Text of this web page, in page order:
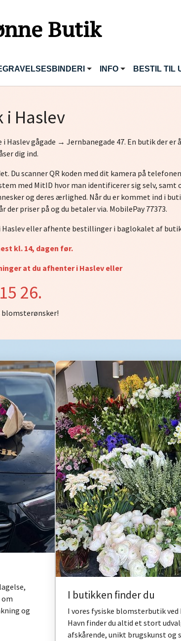
Butik
INFO BESTIL TIL
i Haslev
gågade → Jernbanegade 47. En butik der er
dig ind.
Du scanner QR koden med dit kamera på
med MitID hvor man identificerer sig selv, samt
og deres ærlighed. Når du er kommet ind i
priser på og du betaler via. MobilePay 77373.
Haslev eller afhente bestillinger i baglokalet af
kl. 14, dagen før.
at du afhenter i Haslev eller
26.
om
og
I butikken finder du
I vores fysiske blomsterbutik
Havn finder du altid et stort
afskårende, unikt brugskunst og